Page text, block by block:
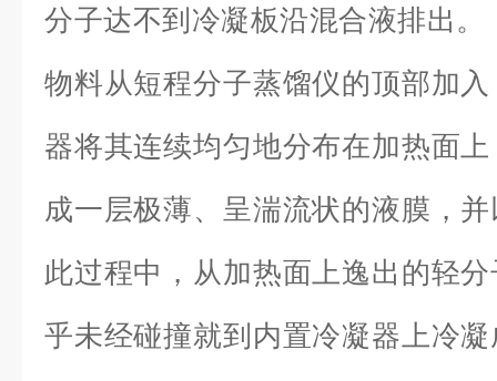
分子达不到冷凝板沿混合液排出。
物料从短程分子蒸馏仪的顶部加
器将其连续均匀地分布在加热面
成一层极薄、呈湍流状的液膜，
此过程中，从加热面上逸出的轻
乎未经碰撞就到内置冷凝器上冷